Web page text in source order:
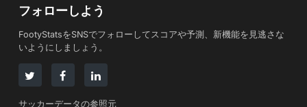
フォローしよう
FootyStatsをSNSでフォローしてスコアや予測、新機能を見逃さな
いようにしましょう。
サッカーデータの参照元